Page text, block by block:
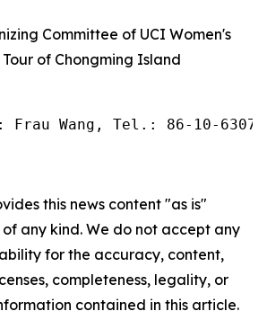
Committee of UCI Women's
of Chongming Island
Frau Wang, Tel.: 86-10-
this news content "as is"
any kind. We do not accept any
for the accuracy, content,
completeness, legality, or
contained in this article.